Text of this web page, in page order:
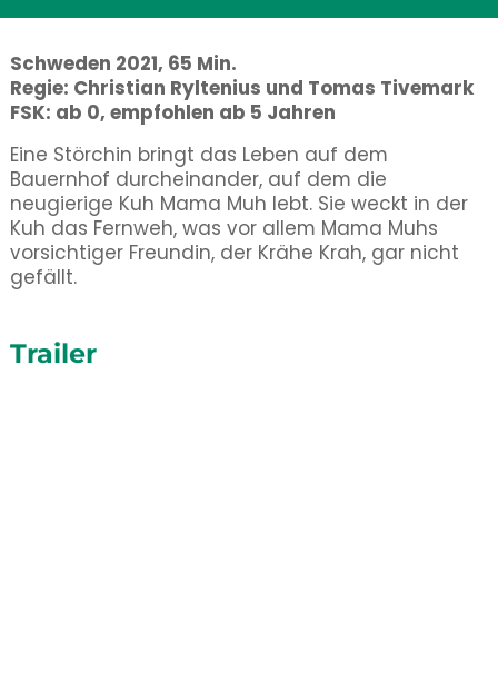
Schweden 2021, 65 Min.
Regie: Christian Ryltenius und Tomas Tivemark
FSK: ab 0, empfohlen ab 5 Jahren
Eine Störchin bringt das Leben auf dem
Bauernhof durcheinander, auf dem die
neugierige Kuh Mama Muh lebt. Sie weckt in der
Kuh das Fernweh, was vor allem Mama Muhs
vorsichtiger Freundin, der Krähe Krah, gar nicht
gefällt.
Trailer